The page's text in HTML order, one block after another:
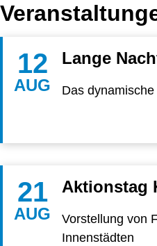
12
AUG
Lange
Das
21
AUG
Aktionstag
Vorstellung von
Innenstädten